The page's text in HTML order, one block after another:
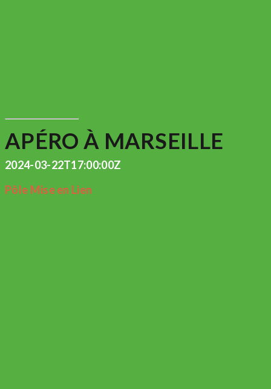
APÉRO À MARSEILLE
2024-03-22T17:00:00Z
Pôle Mise en Lien